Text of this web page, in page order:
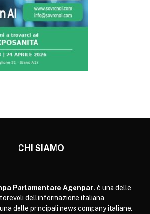
CHI SIAMO
Parlamentare Agenparl è una delle
dell’informazione italiana
delle principali news company italiane.